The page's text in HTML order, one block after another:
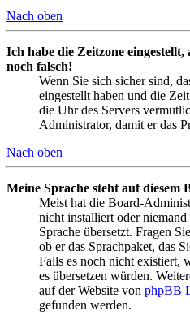
Nach oben
Ich habe die Zeitzone
noch falsch!
Wenn Sie sich sicher sind,
eingestellt haben und die
die Uhr des Servers
Administrator, damit er das
Nach oben
Meine Sprache steht auf
Meist hat die Board-
nicht installiert oder
Sprache übersetzt. Fragen
ob er das Sprachpaket, das
Falls es noch nicht existiert,
es übersetzen würden.
auf der Website von phpBB
gefunden werden.